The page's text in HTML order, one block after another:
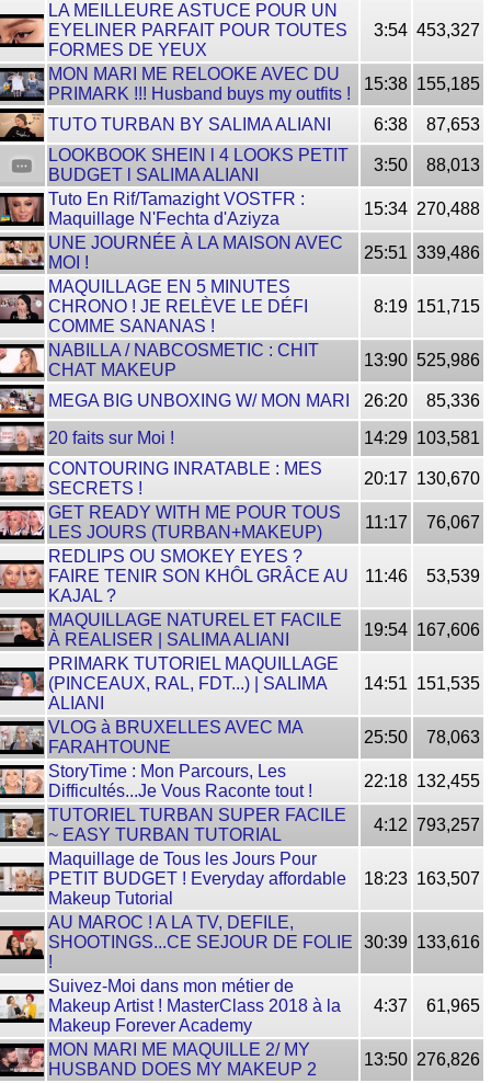
LA MEILLEURE ASTUCE POUR UN
EYELINER PARFAIT POUR TOUTES
FORMES DE YEUX
3:54 453,327
MON MARI ME RELOOKE AVEC DU
PRIMARK !!! Husband buys my outfits !
15:38 155,185
TUTO TURBAN BY SALIMA ALIANI 6:38
87,653
LOOKBOOK SHEIN l 4 LOOKS PETIT
BUDGET l SALIMA ALIANI
3:50
88,013
Tuto En Rif/Tamazight VOSTFR :
Maquillage N'Fechta d'Aziyza
15:34 270,488
UNE JOURNÉE À LA MAISON AVEC
MOI !
25:51 339,486
MAQUILLAGE EN 5 MINUTES
CHRONO ! JE RELÈVE LE DÉFI
COMME SANANAS !
8:19 151,715
NABILLA / NABCOSMETIC : CHIT
CHAT MAKEUP
13:90 525,986
MEGA BIG UNBOXING W/ MON MARI 26:20
85,336
20 faits sur Moi !
14:29 103,581
CONTOURING INRATABLE : MES
SECRETS !
20:17 130,670
GET READY WITH ME POUR TOUS
LES JOURS (TURBAN+MAKEUP)
11:17
76,067
REDLIPS OU SMOKEY EYES ?
FAIRE TENIR SON KHÔL GRÂCE AU
KAJAL ?
11:46 53,539
MAQUILLAGE NATUREL ET FACILE
À REALISER | SALIMA ALIANI
19:54 167,606
PRIMARK TUTORIEL MAQUILLAGE
(PINCEAUX, RAL, FDT...) | SALIMA
ALIANI
14:51 151,535
VLOG à BRUXELLES AVEC MA
FARAHTOUNE
25:50
78,063
StoryTime : Mon Parcours, Les
Difficultés...Je Vous Raconte tout !
22:18 132,455
TUTORIEL TURBAN SUPER FACILE
~ EASY TURBAN TUTORIAL
4:12 793,257
Maquillage de Tous les Jours Pour
PETIT BUDGET ! Everyday affordable
Makeup Tutorial
18:23 163,507
AU MAROC ! A LA TV, DEFILE,
SHOOTINGS...CE SEJOUR DE FOLIE
!
30:39 133,616
Suivez-Moi dans mon métier de
Makeup Artist ! MasterClass 2018 à la
Makeup Forever Academy
4:37 61,965
MON MARI ME MAQUILLE 2/ MY
HUSBAND DOES MY MAKEUP 2
13:50 276,826